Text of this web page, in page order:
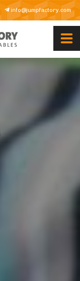
info@jumpfactory.com